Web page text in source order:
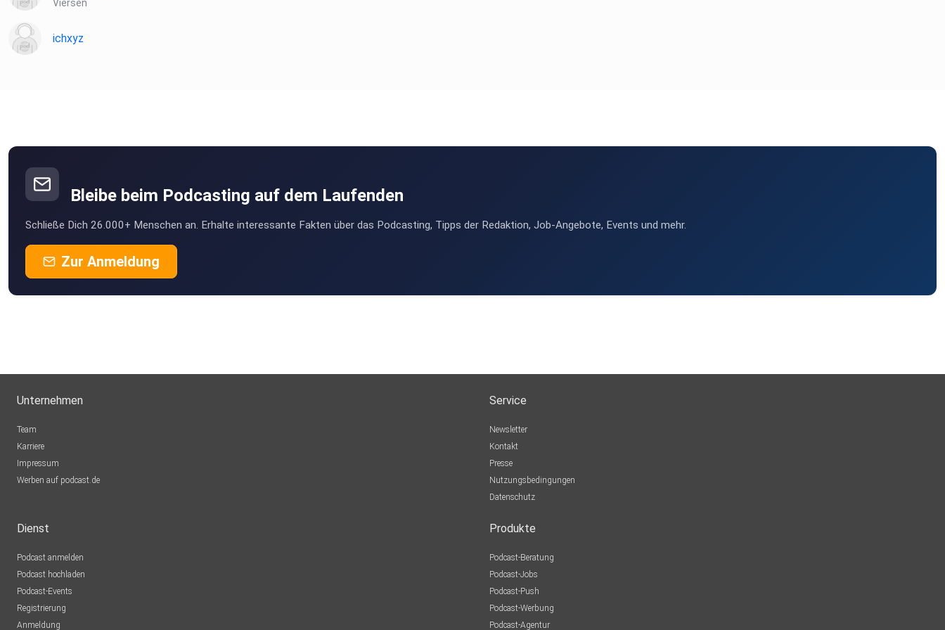
Viersen
ichxyz
Bleibe beim Podcasting auf dem Laufenden
Schließe Dich 26.000+ Menschen an. Erhalte interessante Fakten über das Podcasting, Tipps der Redaktion, Job-Angebote, Events und mehr.
Zur Anmeldung
Unternehmen
Team
Karriere
Impressum
Werben auf podcast.de
Service
Newsletter
Kontakt
Presse
Nutzungsbedingungen
Datenschutz
Dienst
Podcast anmelden
Podcast hochladen
Podcast-Events
Registrierung
Anmeldung
Produkte
Podcast-Beratung
Podcast-Jobs
Podcast-Push
Podcast-Werbung
Podcast-Agentur